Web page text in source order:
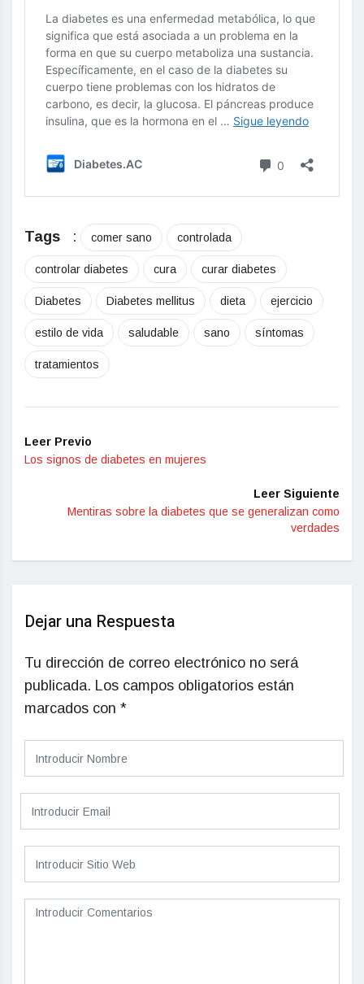
Tags : comer sano controlada
controlar diabetes cura curar diabetes
Diabetes Diabetes mellitus dieta ejercicio
estilo de vida saludable sano síntomas
tratamientos
Leer Previo
Los signos de diabetes en mujeres
Leer Siguiente
Mentiras sobre la diabetes que se generalizan como
verdades
Dejar una Respuesta
Tu dirección de correo electrónico no será
publicada. Los campos obligatorios están
marcados con *